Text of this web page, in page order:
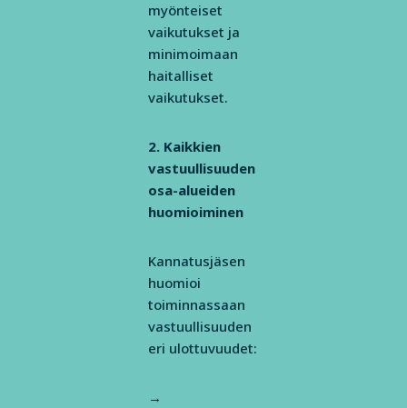
myönteiset
vaikutukset ja
minimoimaan
haitalliset
vaikutukset.
2. Kaikkien
vastuullisuuden
osa-alueiden
huomioiminen
Kannatusjäsen
huomioi
toiminnassaan
vastuullisuuden
eri ulottuvuudet:
→